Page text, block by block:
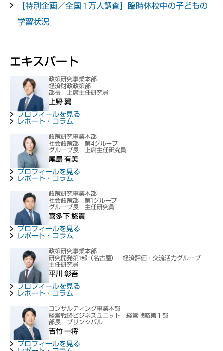
【特別企画／全国 1 万人調査】臨時休校中の子どもの
学習状況
エキスパート
政策研究事業本部
経済財政政策部
部長 上席主任研究員
上野 翼
プロフィールを見る
レポート・コラム
政策研究事業本部
社会政策部 第4グループ
グループ長 上席主任研究員
尾島 有美
プロフィールを見る
レポート・コラム
政策研究事業本部
社会政策部 第1グループ
グループ長 主任研究員
喜多下 悠貴
プロフィールを見る
レポート・コラム
政策研究事業本部
研究開発第1部（名古屋） 経済評価・交流活力グループ
主任研究員
平川 彰吾
プロフィールを見る
レポート・コラム
コンサルティング事業本部
経営戦略ビジネスユニット 経営戦略第１部
部長 プリンシパル
吉竹 一将
プロフィールを見る